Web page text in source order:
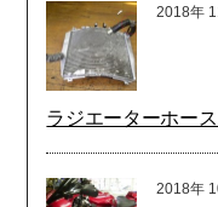
2018年
ラジエーターホー
2018年